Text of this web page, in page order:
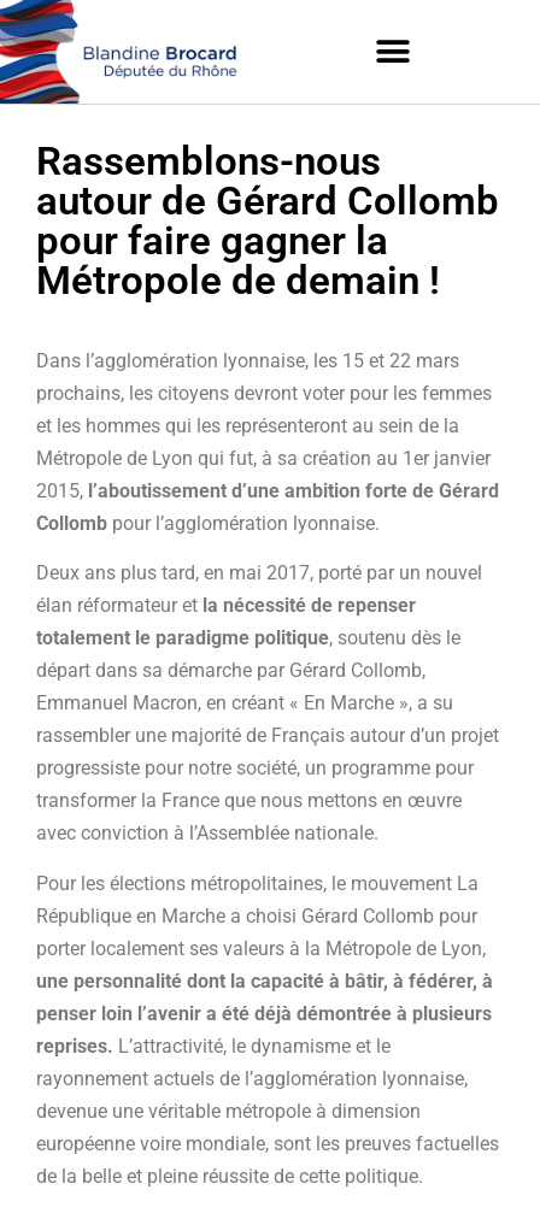
Rassemblons-nous
autour de Gérard Collomb
pour faire gagner la
Métropole de demain !
Dans l’agglomération lyonnaise, les 15 et 22 mars
prochains, les citoyens devront voter pour les femmes
et les hommes qui les représenteront au sein de la
Métropole de Lyon qui fut, à sa création au 1er janvier
2015, l’aboutissement d’une ambition forte de Gérard
Collomb pour l’agglomération lyonnaise.
Deux ans plus tard, en mai 2017, porté par un nouvel
élan réformateur et la nécessité de repenser
totalement le paradigme politique, soutenu dès le
départ dans sa démarche par Gérard Collomb,
Emmanuel Macron, en créant « En Marche », a su
rassembler une majorité de Français autour d’un projet
progressiste pour notre société, un programme pour
transformer la France que nous mettons en œuvre
avec conviction à l’Assemblée nationale.
Pour les élections métropolitaines, le mouvement La
République en Marche a choisi Gérard Collomb pour
porter localement ses valeurs à la Métropole de Lyon,
une personnalité dont la capacité à bâtir, à fédérer, à
penser loin l’avenir a été déjà démontrée à plusieurs
reprises. L’attractivité, le dynamisme et le
rayonnement actuels de l’agglomération lyonnaise,
devenue une véritable métropole à dimension
européenne voire mondiale, sont les preuves factuelles
de la belle et pleine réussite de cette politique.